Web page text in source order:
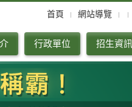
首頁 網站導覽
行政單位 招生資訊